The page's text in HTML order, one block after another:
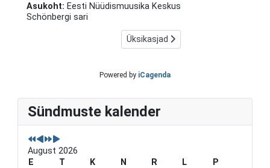
Asukoht: Eesti Nüüdismuusika Keskus
Schönbergi sari
Üksikasjad
Powered by iCagenda
Sündmuste kalender
P
r
e
i
o
u
P
r
e
i
o
N
e
x
Y
e
N
e
x
M
o
August 2026
E
T K N R L
P